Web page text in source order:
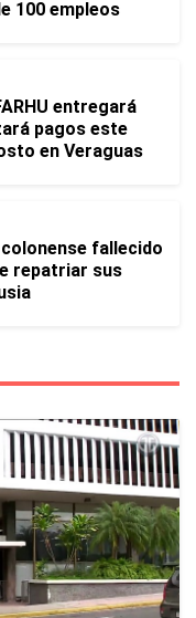
100 empleos
entregará
pagos este
en Veraguas
fallecido
repatriar sus